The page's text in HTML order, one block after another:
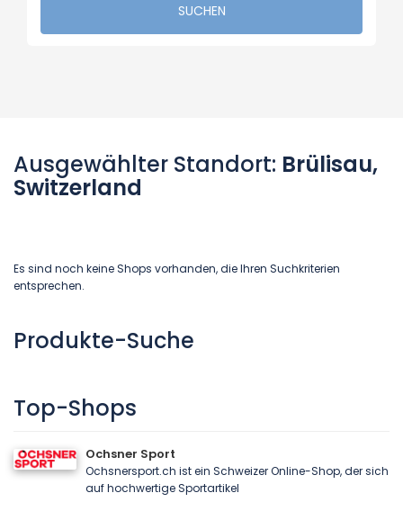
SUCHEN
Ausgewählter Standort: Brülisau,
Switzerland
Es sind noch keine Shops vorhanden, die Ihren Suchkriterien
entsprechen.
Produkte-Suche
Top-Shops
Ochsner Sport
Ochsnersport.ch ist ein Schweizer Online-Shop, der sich
auf hochwertige Sportartikel